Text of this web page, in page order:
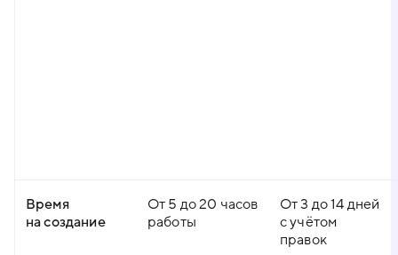
Время
на создание
От 5 до 20 часов
работы
От 3 до 14 дней
с учётом
правок